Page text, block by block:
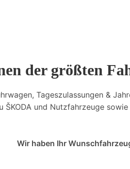
der größten
Tageszulassungen &
ŠKODA und Nutzfahrzeuge
Wir haben Ihr